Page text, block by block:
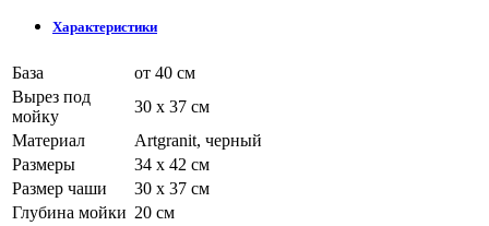
Характеристики
База
от 40 см
Вырез под
мойку
30 x 37 см
Материал
Artgranit, черный
Размеры
34 x 42 см
Размер чаши
30 x 37 см
Глубина мойки 20 см